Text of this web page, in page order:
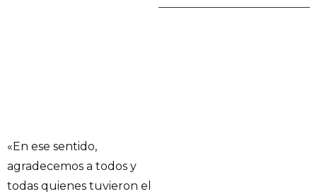
«En ese sentido,
agradecemos a todos y
todas quienes tuvieron el